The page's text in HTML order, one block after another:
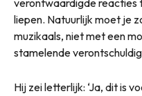
verontwaardigde reacties
liepen. Natuurlijk moet je
muzikaals, niet met een
stamelende
Hij zei letterlijk: ‘Ja, dit is